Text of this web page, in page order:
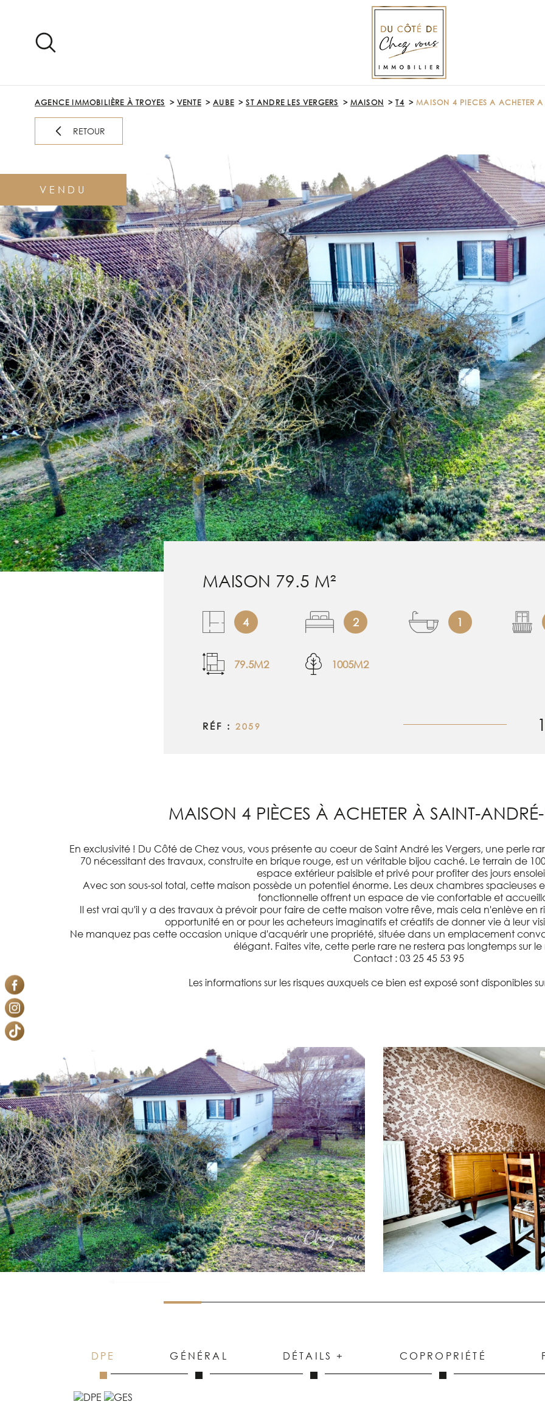
recherche
principal
AGENCE IMMOBILIÈRE À TROYES VENTE AUBE ST ANDRE LES VERGERS MAISON T4 MAISON 4 PIECES A ACHETER A
RETOUR
VENDU
RÉF : 2059
MAISON 79.5 M²
4 2 1
79.5M2 1005M2
MAISON 4 PIÈCES À ACHETER À SAINT-ANDRÉ-
En exclusivité ! Du Côté de Chez vous, vous présente au coeur de Saint André les Vergers, une perle
70 nécessitant des travaux, construite en brique rouge, est un véritable bijou caché. Le terrain de
espace extérieur paisible et privé pour profiter des jours
Avec son sous-sol total, cette maison possède un potentiel énorme. Les deux chambres spacieuses
fonctionnelle offrent un espace de vie confortable et
Il est vrai qu'il y a des travaux à prévoir pour faire de cette maison votre rêve, mais cela n'enlève
opportunité en or pour les acheteurs imaginatifs et créatifs de donner vie à leur
Ne manquez pas cette occasion unique d'acquérir une propriété, située dans un emplacement
élégant. Faites vite, cette perle rare ne restera pas longtemps sur
Contact : 03 25 45 53 95
Les informations sur les risques auxquels ce bien est exposé sont disponibles
DPE GÉNÉRAL DÉTAILS + COPROPRIÉTÉ